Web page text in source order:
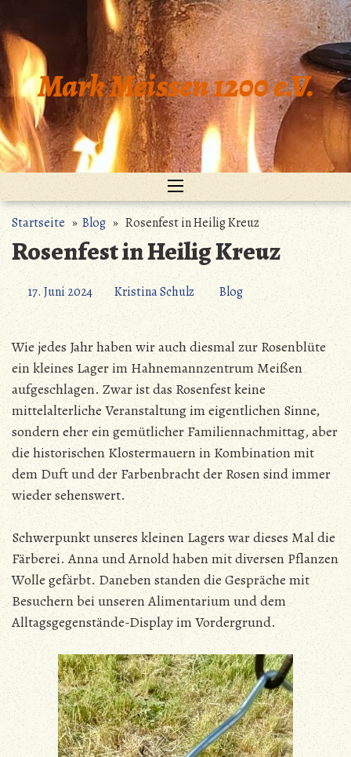
Inhalt
springen
Mark Meissen 1200 e.V.
Startseite»Blog» Rosenfest in Heilig Kreuz
Rosenfest in Heilig Kreuz
17. Juni 2024 Kristina Schulz Blog
Wie jedes Jahr haben wir auch diesmal zur Rosenblüte
ein kleines Lager im Hahnemannzentrum Meißen
aufgeschlagen. Zwar ist das Rosenfest keine
mittelalterliche Veranstaltung im eigentlichen Sinne,
sondern eher ein gemütlicher Familiennachmittag, aber
die historischen Klostermauern in Kombination mit
dem Duft und der Farbenbracht der Rosen sind immer
wieder sehenswert.
Schwerpunkt unseres kleinen Lagers war dieses Mal die
Färberei. Anna und Arnold haben mit diversen Pflanzen
Wolle gefärbt. Daneben standen die Gespräche mit
Besuchern bei unseren Alimentarium und dem
Alltagsgegenstände-Display im Vordergrund.